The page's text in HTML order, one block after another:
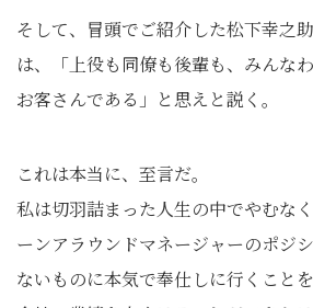
そして、冒頭でご紹介した松下幸之
は、「上役も同僚も後輩も、みんな
お客さんである」と思えと説く。
これは本当に、至言だ。
私は切羽詰まった人生の中でやむな
ーンアラウンドマネージャーのポジ
ないものに本気で奉仕しに行くことを